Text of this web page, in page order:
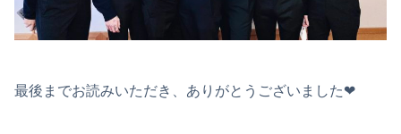
最後までお読みいただき、ありがとうございました❤︎